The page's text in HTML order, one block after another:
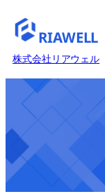
RIAWELL
株式会社リアウェル